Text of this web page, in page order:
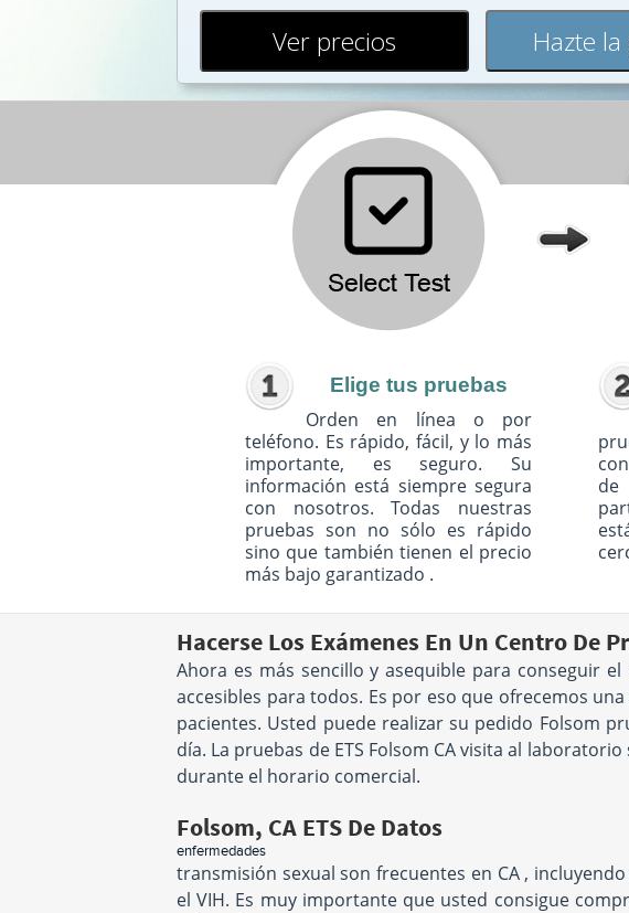
Ver precios Hazte
Elige tus pruebas
Orden en línea o por
teléfono. Es rápido, fácil, y lo más
importante, es seguro. Su
información está siempre segura
con nosotros. Todas nuestras
pruebas son no sólo es rápido
sino que también tienen el precio
más bajo garantizado .
Hacerse Los Exámenes En Un Centro De
Ahora es más sencillo y asequible para conseguir
accesibles para todos. Es por eso que ofrecemos
pacientes. Usted puede realizar su pedido Folsom
día. La pruebas de ETS Folsom CA visita al
durante el horario comercial.
Folsom, CA ETS De Datos
enfermedades
transmisión sexual son frecuentes en CA ,
el VIH. Es muy importante que usted consigue